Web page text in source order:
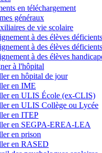
en téléchargement
généraux
de vie scolaire
à des élèves
à des élèves
à des élèves
à l'hôpital
en hôpital de jour
en IME
en ULIS École (ex-CLIS)
en ULIS Collège ou Lycée
en ITEP
en SEGPA-EREA-LEA
en prison
en RASED